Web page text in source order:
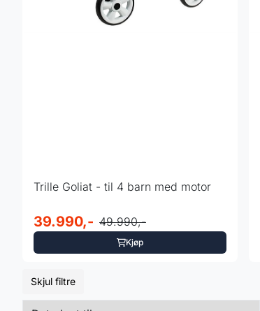
Trille Goliat - til 4 barn med motor
39.990,- 49.990,-
Kjøp
Skjul filtre